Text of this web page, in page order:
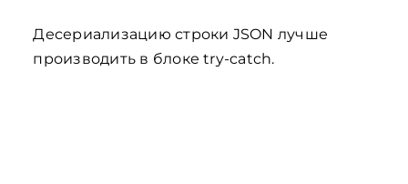
Десериализацию строки JSON лучше
производить в блоке try-catch.